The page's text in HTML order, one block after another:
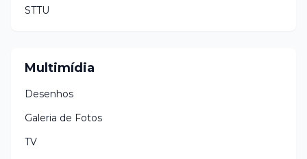
STTU
Multimídia
Desenhos
Galeria de Fotos
TV